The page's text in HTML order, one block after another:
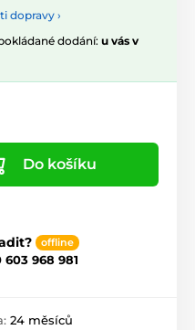
dopravy ›
dodání: u vás v
Do košíku
offline
603 968 981
24 měsíců